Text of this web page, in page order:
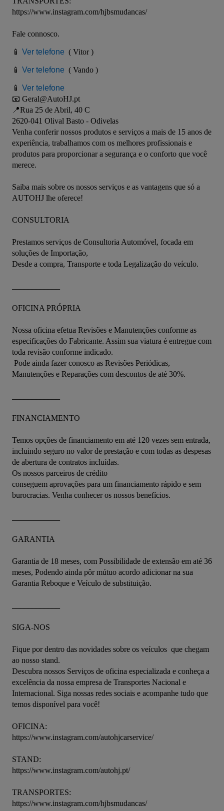
https://www.instagram.com/hjbsmudancas/
Fale connosco.
📱 Ver telefone
  ( Vitor )
📱 Ver telefone
  ( Vando )
📱 Ver telefone
📧 Geral@AutoHJ.pt
📍Rua 25 de Abril, 40 C
2620-041 Olival Basto - Odivelas
Venha conferir nossos produtos e serviços a mais de 15 anos de
experiência, trabalhamos com os melhores profissionais e
produtos para proporcionar a segurança e o conforto que você
merece.
Saiba mais sobre os nossos serviços e as vantagens que só a
AUTOHJ lhe oferece!
CONSULTORIA
Prestamos serviços de Consultoria Automóvel, focada em
soluções de Importação,
Desde a compra, Transporte e toda Legalização do veículo.
OFICINA PRÓPRIA
Nossa oficina efetua Revisões e Manutenções conforme as
especificações do Fabricante. Assim sua viatura é entregue com
toda revisão conforme indicado.
Manutenções e Reparações com descontos de até 30%.
FINANCIAMENTO
Temos opções de financiamento em até 120 vezes sem entrada,
incluindo seguro no valor de prestação e com todas as despesas
de abertura de contratos incluídas.
Os nossos parceiros de crédito
conseguem aprovações para um financiamento rápido e sem
burocracias. Venha conhecer os nossos benefícios.
GARANTIA
Garantia de 18 meses, com Possibilidade de extensão em até 36
meses, Podendo ainda pôr mútuo acordo adicionar na sua
Garantia Reboque e Veículo de substituição.
SIGA-NOS
Fique por dentro das novidades sobre os veículos  que chegam
ao nosso stand.
Descubra nossos Serviços de oficina especializada e conheça a
excelência da nossa empresa de Transportes Nacional e
Internacional. Siga nossas redes sociais e acompanhe tudo que
temos disponível para você!
OFICINA:
https://www.instagram.com/autohjcarservice/
STAND:
https://www.instagram.com/autohj.pt/
TRANSPORTES:
https://www.instagram.com/hjbsmudancas/